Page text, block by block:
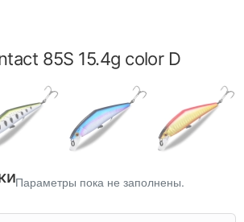
85S 15.4g color D
Параметры пока не заполнены.